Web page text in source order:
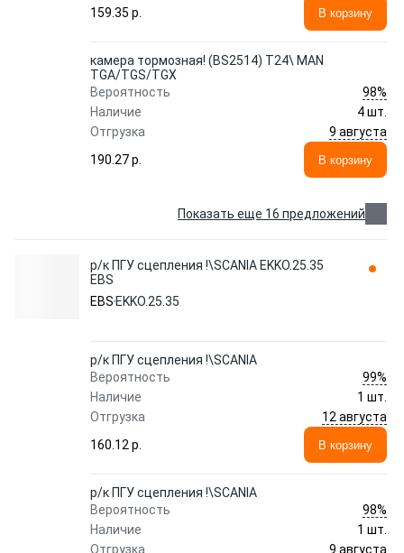
159.35 p.
В корзину
камера тормозная! (BS2514) T24\ MAN
TGA/TGS/TGX
Вероятность
98%
Наличие
4 шт.
Отгрузка
9 августа
190.27 p.
В корзину
Показать еще 16 предложений
р/к ПГУ сцепления !\SCANIA EKKO.25.35
EBS
EBS EKKO.25.35
р/к ПГУ сцепления !\SCANIA
Вероятность
99%
Наличие
1 шт.
Отгрузка
12 августа
160.12 p.
В корзину
р/к ПГУ сцепления !\SCANIA
Вероятность
98%
Наличие
1 шт.
Отгрузка
9 августа